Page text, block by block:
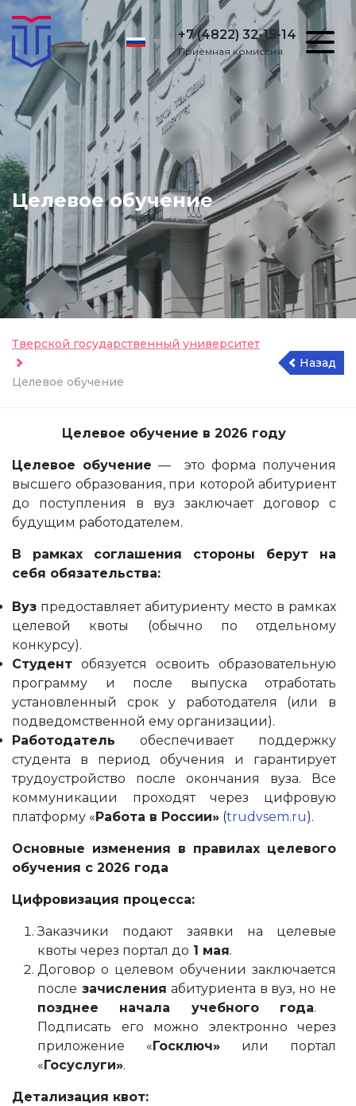
+7 (4822) 32-15-14
Приёмная комиссия
Целевое обучение
Тверской государственный университет
Целевое обучение
Назад
Целевое обучение в 2026 году
Целевое обучение — это форма получения
высшего образования, при которой абитуриент
до поступления в вуз заключает договор с
будущим работодателем.
В рамках соглашения стороны берут на
себя обязательства:
Вуз предоставляет абитуриенту место в рамках
целевой квоты (обычно по отдельному
конкурсу).
Студент обязуется освоить образовательную
программу и после выпуска отработать
установленный срок у работодателя (или в
подведомственной ему организации).
Работодатель обеспечивает поддержку
студента в период обучения и гарантирует
трудоустройство после окончания вуза. Все
коммуникации проходят через цифровую
платформу «Работа в России» (trudvsem.ru).
Основные изменения в правилах целевого
обучения с 2026 года
Цифровизация процесса:
Заказчики подают заявки на целевые
квоты через портал до 1 мая.
Договор о целевом обучении заключается
после зачисления абитуриента в вуз, но не
позднее начала учебного года.
Подписать его можно электронно через
приложение «Госключ» или портал
«Госуслуги».
Детализация квот: